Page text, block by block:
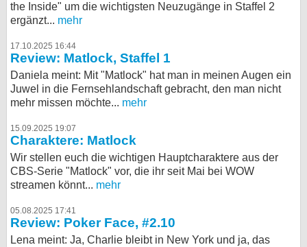
the Inside" um die wichtigsten Neuzugänge in Staffel 2
ergänzt... mehr
17.10.2025 16:44
Review: Matlock, Staffel 1
Daniela meint: Mit "Matlock" hat man in meinen Augen ein
Juwel in die Fernsehlandschaft gebracht, den man nicht
mehr missen möchte... mehr
15.09.2025 19:07
Charaktere: Matlock
Wir stellen euch die wichtigen Hauptcharaktere aus der
CBS-Serie "Matlock" vor, die ihr seit Mai bei WOW
streamen könnt... mehr
05.08.2025 17:41
Review: Poker Face, #2.10
Lena meint: Ja, Charlie bleibt in New York und ja, das